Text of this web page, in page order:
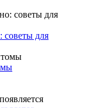
советы для